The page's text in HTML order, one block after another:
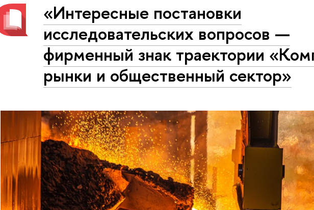
«Интересные постановки
исследовательских вопросов —
фирменный знак траектории
рынки и общественный сектор»